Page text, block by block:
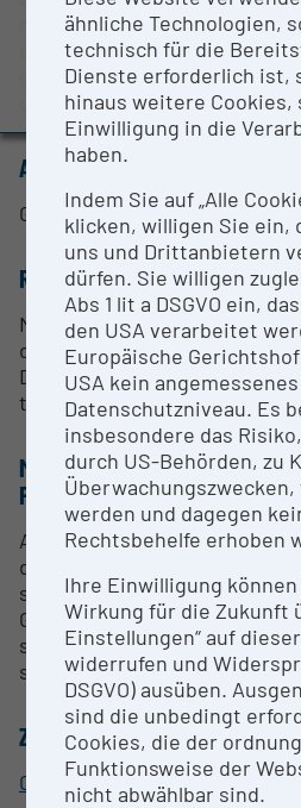
BMBWF-
Evaluierungsstudie 2022
Auszeichnungen und
multidimensional separation
used to speed up the sample
combination of different
chemistry is possible.
ANSPRECHPERSON
Goran Mitulović
RESEARCH SERVICES
Multidimensional separation
digest of proteins by using
Dual separation approach for
throughput.
METHODEN & EXPERTISE ZUR
FORSCHUNGSINFRASTRUKTUR
A series of chromatographic
developed for the use with
system. The Proteomics Core
Gradient system for on-line
samples and for the online
separation.
ZUORDNUNG ZUR
Core Facility Proteomics
ähnliche Technologien,
technisch für die
Dienste erforderlich ist,
hinaus weitere Cookies,
Einwilligung in die
haben.
Indem Sie auf „Alle
klicken, willigen Sie ein,
uns und Drittanbietern
dürfen. Sie willigen
Abs 1 lit a DSGVO ein,
den USA verarbeitet
Europäische
USA kein angemessenes
Datenschutzniveau. Es
insbesondere das
durch US-Behörden, zu
werden und dagegen
Rechtsbehelfe erhoben
Ihre Einwilligung
Wirkung für die Zukunft
Einstellungen“ auf
widerrufen und
DSGVO) ausüben.
sind die unbedingt
Cookies, die der
Funktionsweise der
nicht abwählbar sind.